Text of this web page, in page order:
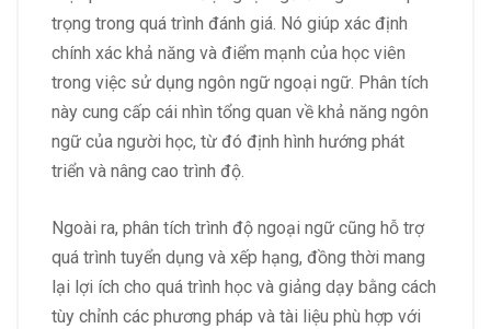
trọng trong quá trình đánh giá. Nó giúp xác định
chính xác khả năng và điểm mạnh của học viên
trong việc sử dụng ngôn ngữ ngoại ngữ. Phân tích
này cung cấp cái nhìn tổng quan về khả năng ngôn
ngữ của người học, từ đó định hình hướng phát
triển và nâng cao trình độ.
Ngoài ra, phân tích trình độ ngoại ngữ cũng hỗ trợ
quá trình tuyển dụng và xếp hạng, đồng thời mang
lại lợi ích cho quá trình học và giảng dạy bằng cách
tùy chỉnh các phương pháp và tài liệu phù hợp với